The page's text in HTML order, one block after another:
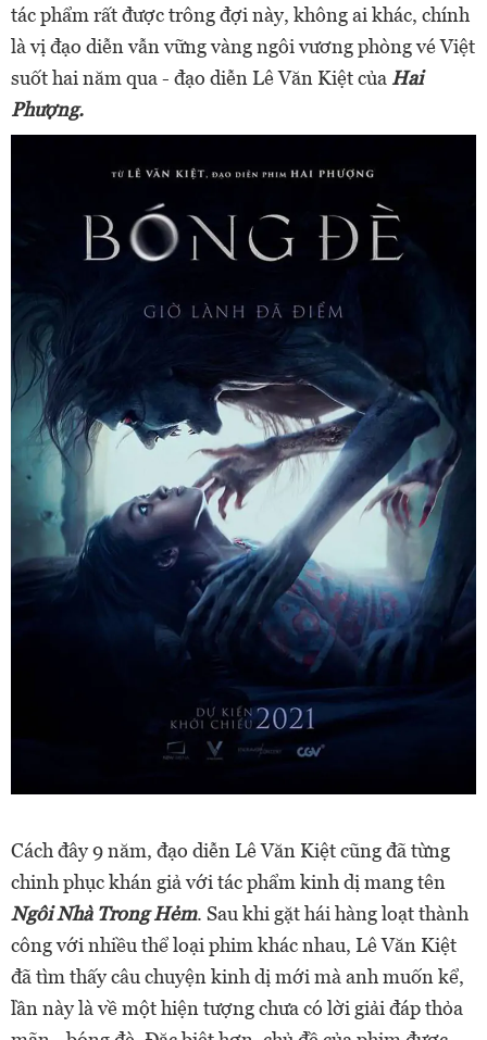
tác phẩm rất được trông đợi này, không ai khác, chính
là vị đạo diễn vẫn vững vàng ngôi vương phòng vé Việt
suốt hai năm qua - đạo diễn Lê Văn Kiệt củaHai
Phượng.
Cách đây 9 năm, đạo diễn Lê Văn Kiệt cũng đã từng
chinh phục khán giả với tác phẩm kinh dị mang tên
Ngôi Nhà Trong Hẻm. Sau khi gặt hái hàng loạt thành
công với nhiều thể loại phim khác nhau, Lê Văn Kiệt
đã tìm thấy câu chuyện kinh dị mới mà anh muốn kể,
lần này là về một hiện tượng chưa có lời giải đáp thỏa